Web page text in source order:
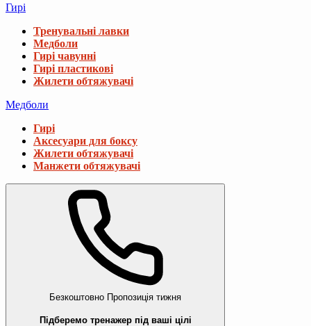
Гирі
Тренувальні лавки
Медболи
Гирі чавунні
Гирі пластикові
Жилети обтяжувачі
Медболи
Гирі
Аксесуари для боксу
Жилети обтяжувачі
Манжети обтяжувачі
Безкоштовно Пропозиція тижня
Підберемо тренажер під ваші цілі